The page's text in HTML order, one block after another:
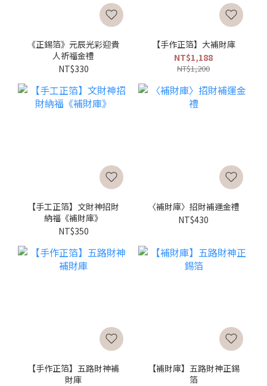
《正錫箔》元辰光彩迎貴
人祈福金禮
NT$330
【手作正箔】大補財庫
NT$1,188
NT$1,200
【手工正箔】文財神招財
納福《補財庫》
NT$350
〈補財庫〉招財補運金禮
NT$430
【手作正箔】五路財神補
財庫
【補財庫】五路財神正錫
箔